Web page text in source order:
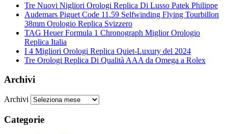
Tre Nuovi Nigliori Orologi Replica Di Lusso Patek Philippe
Audemars Piguet Code 11.59 Selfwinding Flying Tourbillon
38mm Orologio Replica Svizzero
TAG Heuer Formula 1 Chronograph Miglior Orologio
Replica Italia
I 4 Migliori Orologi Replica Quiet-Luxury del 2024
Tre Orologi Replica Di Qualità AAA da Omega a Rolex
Archivi
Archivi
Categorie